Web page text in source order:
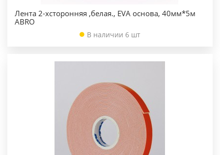
Лента 2-хсторонняя ,белая., EVA основа, 40мм*5м
ABRO
В наличии 6 шт